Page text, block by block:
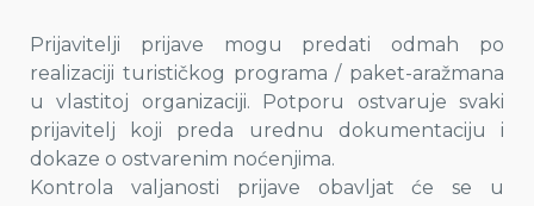
Prijavitelji prijave mogu predati odmah po
realizaciji turističkog programa / paket-aražmana
u vlastitoj organizaciji. Potporu ostvaruje svaki
prijavitelj koji preda urednu dokumentaciju i
dokaze o ostvarenim noćenjima.
Kontrola valjanosti prijave obavljat će se u